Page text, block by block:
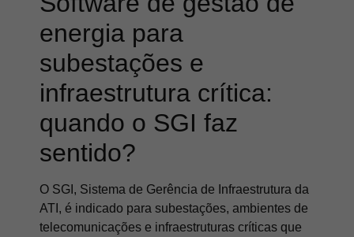
energia para
subestações e
infraestrutura crítica:
quando o SGI faz
sentido?
O SGI, Sistema de Gerência de Infraestrutura da
ATI, é indicado para subestações, ambientes de
telecomunicações e infraestruturas críticas que